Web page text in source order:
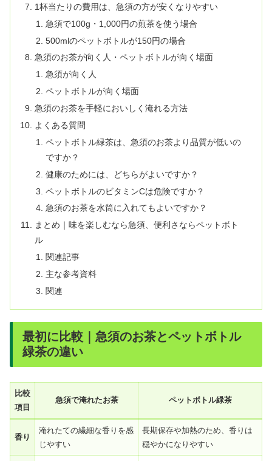
1杯当たりの費用は、急須の方が安くなりやすい
急須で100g・1,000円の煎茶を使う場合
500mlのペットボトルが150円の場合
急須のお茶が向く人・ペットボトルが向く場面
急須が向く人
ペットボトルが向く場面
急須のお茶を手軽においしく淹れる方法
よくある質問
ペットボトル緑茶は、急須のお茶より品質が低いの
ですか？
健康のためには、どちらがよいですか？
ペットボトルのビタミンCは危険ですか？
急須のお茶を水筒に入れてもよいですか？
まとめ｜味を楽しむなら急須、便利さならペットボト
ル
関連記事
主な参考資料
関連
最初に比較｜急須のお茶とペットボトル
緑茶の違い
比較
項目
急須で淹れたお茶 ペットボトル緑茶
香り
淹れたての繊細な香りを感
じやすい
長期保存や加熱のため、香りは
穏やかになりやすい